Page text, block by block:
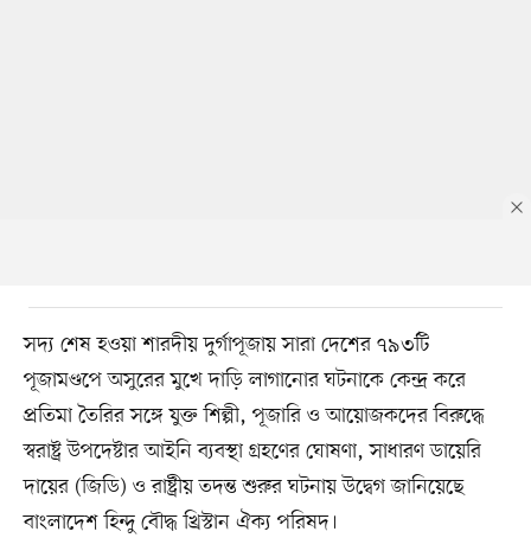
সদ্য শেষ হওয়া শারদীয় দুর্গাপূজায় সারা দেশের ৭৯৩টি
পূজামণ্ডপে অসুরের মুখে দাড়ি লাগানোর ঘটনাকে কেন্দ্র করে
প্রতিমা তৈরির সঙ্গে যুক্ত শিল্পী, পূজারি ও আয়োজকদের বিরুদ্ধে
স্বরাষ্ট্র উপদেষ্টার আইনি ব্যবস্থা গ্রহণের ঘোষণা, সাধারণ ডায়েরি
দায়ের (জিডি) ও রাষ্ট্রীয় তদন্ত শুরুর ঘটনায় উদ্বেগ জানিয়েছে
বাংলাদেশ হিন্দু বৌদ্ধ খ্রিস্টান ঐক্য পরিষদ।